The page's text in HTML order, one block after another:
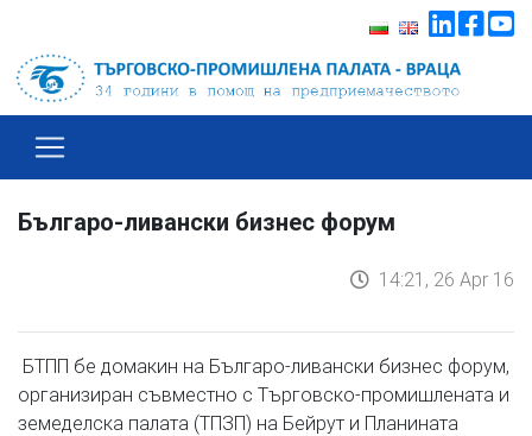
Българо-ливански бизнес форум
14:21, 26 Apr 16
БТПП бе домакин на Българо-ливански бизнес форум,
организиран съвместно с Търговско-промишлената и
земеделска палата (ТПЗП) на Бейрут и Планината